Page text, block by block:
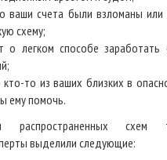
ваши счета были взломаны
схему;
о легком способе заработать
кто-то из ваших близких в
ему помочь.
распространенных схем
выделили следующие: